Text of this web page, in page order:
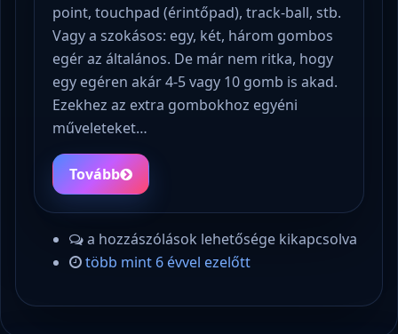
point, touchpad (érintőpad), track-ball, stb.
Vagy a szokásos: egy, két, három gombos
egér az általános. De már nem ritka, hogy
egy egéren akár 4-5 vagy 10 gomb is akad.
Ezekhez az extra gombokhoz egyéni
műveleteket…
Tovább
a hozzászólások lehetősége kikapcsolva
több mint 6 évvel ezelőtt